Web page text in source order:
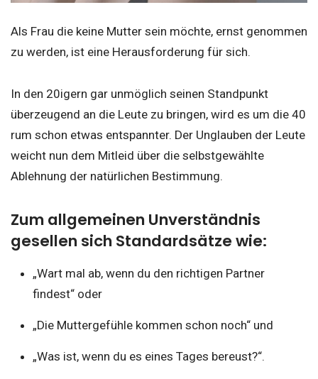
Als Frau die keine Mutter sein möchte, ernst genommen
zu werden, ist eine Herausforderung für sich.
In den 20igern gar unmöglich seinen Standpunkt
überzeugend an die Leute zu bringen, wird es um die 40
rum schon etwas entspannter. Der Unglauben der Leute
weicht nun dem Mitleid über die selbstgewählte
Ablehnung der natürlichen Bestimmung.
Zum allgemeinen Unverständnis
gesellen sich Standardsätze wie:
„Wart mal ab, wenn du den richtigen Partner
findest“ oder
„Die Muttergefühle kommen schon noch“ und
„Was ist, wenn du es eines Tages bereust?“.